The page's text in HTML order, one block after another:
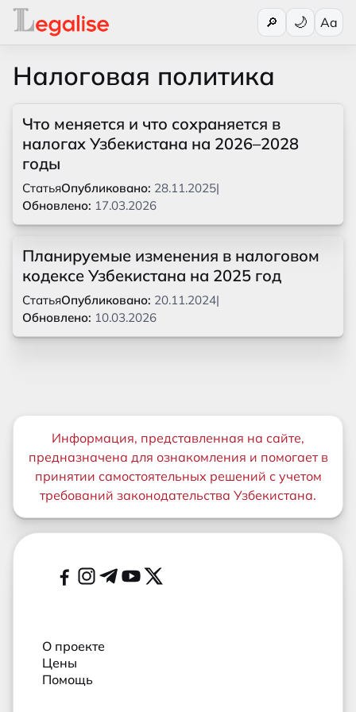
🔎 Aa
Налоговая политика
Что меняется и что сохраняется в
налогах Узбекистана на 2026–2028
годы
СтатьяОпубликовано: 28.11.2025|
Обновлено: 17.03.2026
Планируемые изменения в налоговом
кодексе Узбекистана на 2025 год
СтатьяОпубликовано: 20.11.2024|
Обновлено: 10.03.2026
Важная информация
Информация, представленная на сайте,
предназначена для ознакомления и помогает в
принятии самостоятельных решений с учетом
требований законодательства Узбекистана.
Дополнительные ссылки
Социальные сети
О проекте
Цены
Помощь